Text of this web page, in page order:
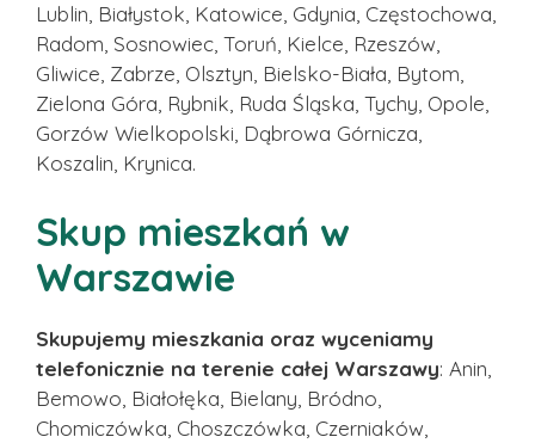
Lublin, Białystok, Katowice, Gdynia, Częstochowa,
Radom, Sosnowiec, Toruń, Kielce, Rzeszów,
Gliwice, Zabrze, Olsztyn, Bielsko-Biała, Bytom,
Zielona Góra, Rybnik, Ruda Śląska, Tychy, Opole,
Gorzów Wielkopolski, Dąbrowa Górnicza,
Koszalin, Krynica.
Skup mieszkań w
Warszawie
Skupujemy mieszkania oraz wyceniamy
telefonicznie na terenie całej Warszawy: Anin,
Bemowo, Białołęka, Bielany, Bródno,
Chomiczówka, Choszczówka, Czerniaków,